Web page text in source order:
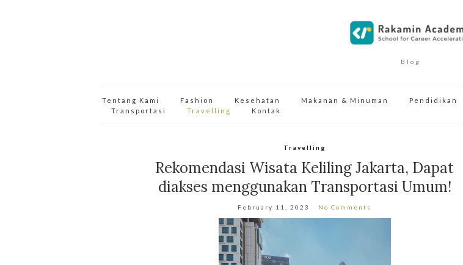
Blog
Tentang Kami Fashion Kesehatan Makanan & Minuman
Pendidikan
Transportasi
Travelling Kontak
Travelling
Rekomendasi Wisata Keliling Jakarta, Dapat
diakses menggunakan Transportasi Umum!
February 11, 2023 No Comments